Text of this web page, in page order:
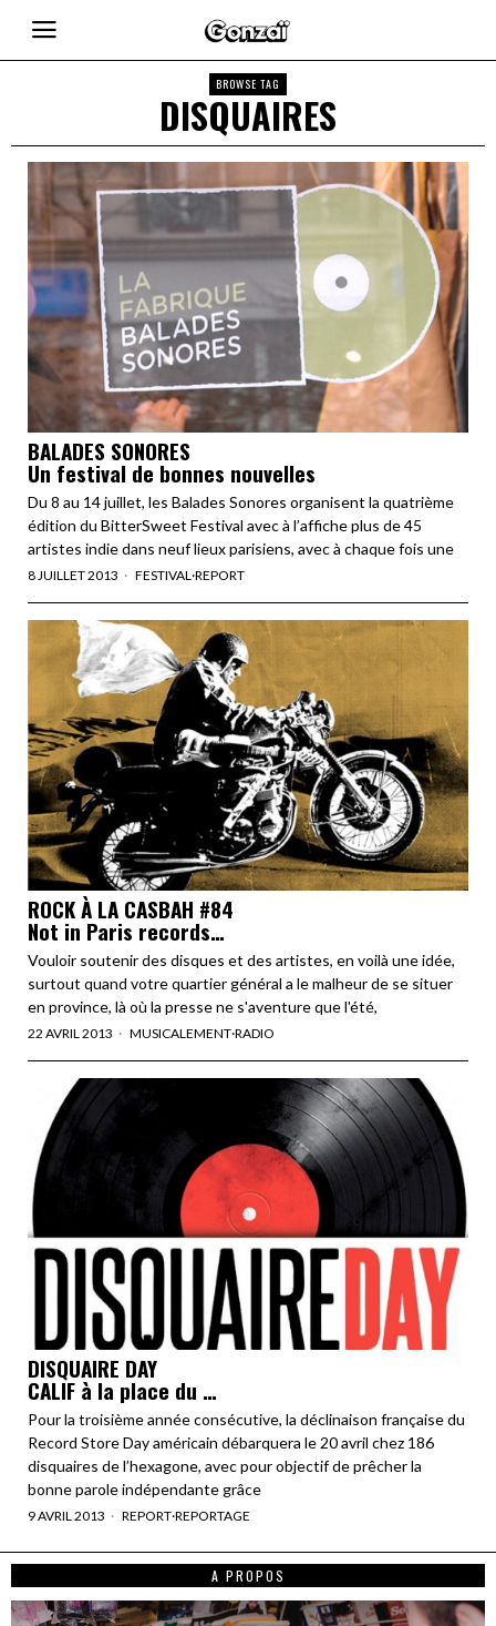
BROWSE TAG
DISQUAIRES
BALADES SONORES
Un festival de bonnes nouvelles
Du 8 au 14 juillet, les Balades Sonores organisent la quatrième
édition du BitterSweet Festival avec à l’affiche plus de 45
artistes indie dans neuf lieux parisiens, avec à chaque fois une
8 JUILLET 2013 FESTIVAL·REPORT
ROCK À LA CASBAH #84
Not in Paris records…
Vouloir soutenir des disques et des artistes, en voilà une idée,
surtout quand votre quartier général a le malheur de se situer
en province, là où la presse ne s'aventure que l'été,
22 AVRIL 2013 MUSICALEMENT·RADIO
DISQUAIRE DAY
CALIF à la place du …
Pour la troisième année consécutive, la déclinaison française du
Record Store Day américain débarquera le 20 avril chez 186
disquaires de l’hexagone, avec pour objectif de prêcher la
bonne parole indépendante grâce
9 AVRIL 2013 REPORT·REPORTAGE
A PROPOS